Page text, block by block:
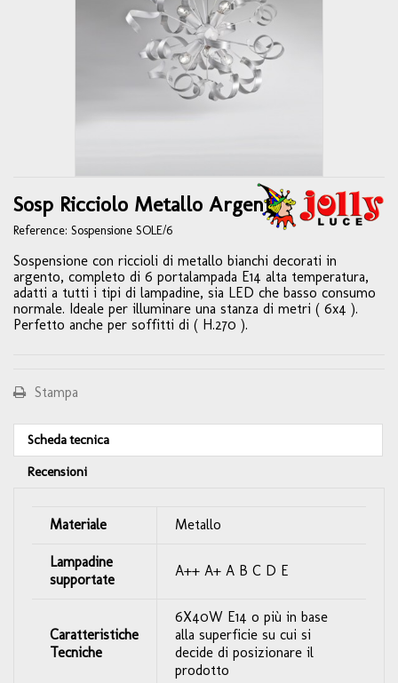
Sosp Ricciolo Metallo Argento
Reference: Sospensione SOLE/6
Sospensione con riccioli di metallo bianchi decorati in
argento, completo di 6 portalampada E14 alta temperatura,
adatti a tutti i tipi di lampadine, sia LED che basso consumo
normale. Ideale per illuminare una stanza di metri ( 6x4 ).
Perfetto anche per soffitti di ( H.270 ).
Stampa
Scheda tecnica
Recensioni
Materiale Metallo
Lampadine
supportate
A++ A+ A B C D E
Caratteristiche
Tecniche
6X40W E14 o più in base
alla superficie su cui si
decide di posizionare il
prodotto